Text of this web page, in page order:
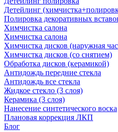
Детейлинг
Полировка декоративных
Химчистка салона
Химчистка салона
Химчистка дисков (наружная
Химчистка дисков (со снятием)
Обработка дисков (керамикой)
Антидождь передние стекла
Антидождь все стекла
Жидкое стекло (3 слоя)
Керамика (3 слоя)
Нанесение синтетического воска
Плановая коррекция ЛКП
Блог